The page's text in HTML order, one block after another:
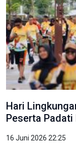
Hari
Peserta
16 Juni 2026 22:25